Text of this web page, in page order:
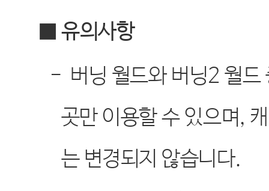
■ 유의사항
- 버닝 월드와 버닝2 월드
곳만 이용할 수 있으며,
는 변경되지 않습니다.